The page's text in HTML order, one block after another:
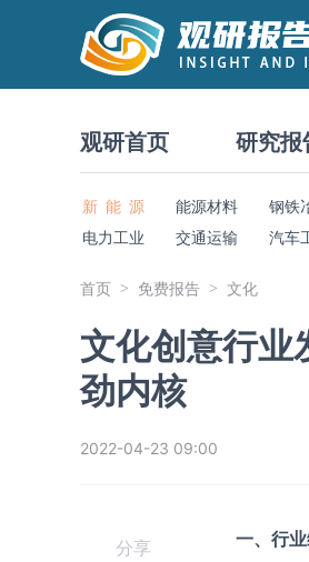
观研首页 研究报
新 能 源 能源材料 钢铁
电力工业
交通运输 汽车
首页 免费报告 文化
文化创意行业
劲内核
2022-04-23 09:00
分享
一、行